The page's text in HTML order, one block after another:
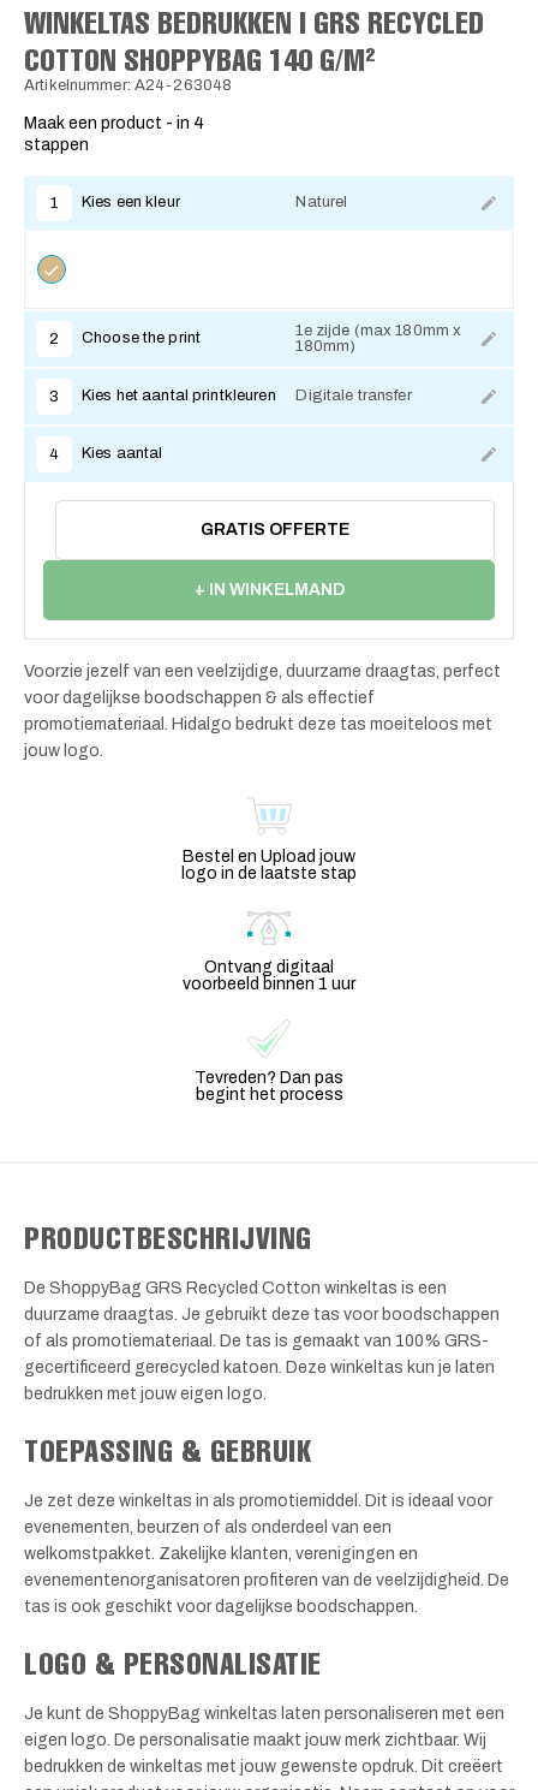
WINKELTAS BEDRUKKEN | GRS RECYCLED
COTTON SHOPPYBAG 140 G/M²
Artikelnummer: A24-263048
Maak een product - in 4
stappen
1 Kies een kleur Naturel
2 Choose the print
1e zijde (max 180mm x
180mm)
3 Kies het aantal printkleuren Digitale transfer
4 Kies aantal
GRATIS OFFERTE
+ IN WINKELMAND
Voorzie jezelf van een veelzijdige, duurzame draagtas, perfect
voor dagelijkse boodschappen & als effectief
promotiemateriaal. Hidalgo bedrukt deze tas moeiteloos met
jouw logo.
Bestel en Upload jouw
logo in de laatste stap
Ontvang digitaal
voorbeeld binnen 1 uur
Tevreden? Dan pas
begint het process
PRODUCTBESCHRIJVING
De ShoppyBag GRS Recycled Cotton winkeltas is een
duurzame draagtas. Je gebruikt deze tas voor boodschappen
of als promotiemateriaal. De tas is gemaakt van 100% GRS-
gecertificeerd gerecycled katoen. Deze winkeltas kun je laten
bedrukken met jouw eigen logo.
TOEPASSING & GEBRUIK
Je zet deze winkeltas in als promotiemiddel. Dit is ideaal voor
evenementen, beurzen of als onderdeel van een
welkomstpakket. Zakelijke klanten, verenigingen en
evenementenorganisatoren profiteren van de veelzijdigheid. De
tas is ook geschikt voor dagelijkse boodschappen.
LOGO & PERSONALISATIE
Je kunt de ShoppyBag winkeltas laten personaliseren met een
eigen logo. De personalisatie maakt jouw merk zichtbaar. Wij
bedrukken de winkeltas met jouw gewenste opdruk. Dit creëert